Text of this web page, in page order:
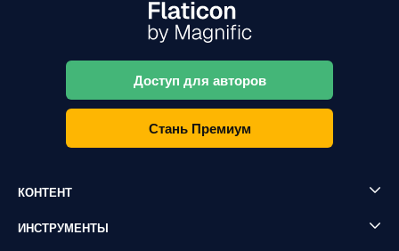
Доступ для авторов
Стань Премиум
КОНТЕНТ
ИНСТРУМЕНТЫ